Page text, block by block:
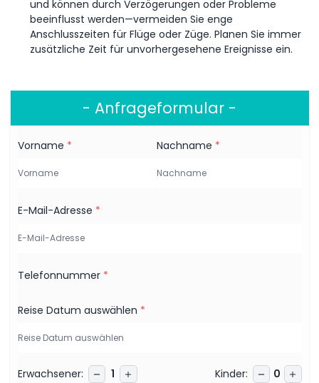
und können durch Verzögerungen oder Probleme
beeinflusst werden—vermeiden Sie enge
Anschlusszeiten für Flüge oder Züge. Planen Sie immer
zusätzliche Zeit für unvorhergesehene Ereignisse ein.
- Anfrageformular -
Vorname * Nachname *
E-Mail-Adresse *
Telefonnummer *
Reise Datum auswählen *
Erwachsener: 1 Kinder: 0